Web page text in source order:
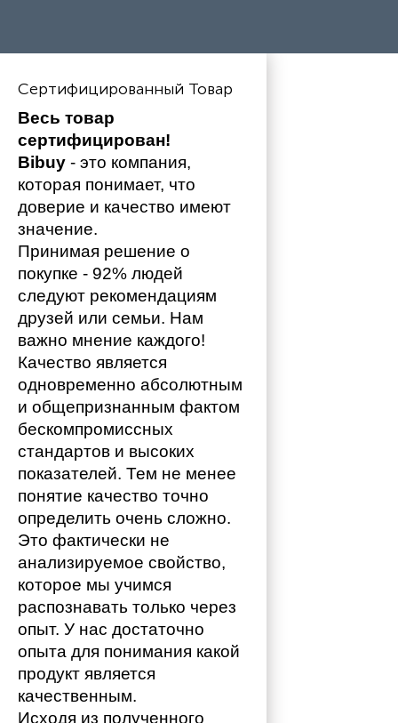
Сертифицированный Товар
Весь товар
сертифицирован!
Bibuy - это компания,
которая понимает, что
доверие и качество имеют
значение.
Принимая решение о
покупке - 92% людей
следуют рекомендациям
друзей или семьи. Нам
важно мнение каждого!
Качество является
одновременно абсолютным
и общепризнанным фактом
бескомпромиссных
стандартов и высоких
показателей. Тем не менее
понятие качество точно
определить очень сложно.
Это фактически не
анализируемое свойство,
которое мы учимся
распознавать только через
опыт. У нас достаточно
опыта для понимания какой
продукт является
качественным.
Исходя из полученного